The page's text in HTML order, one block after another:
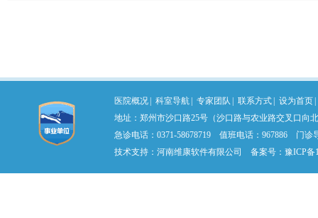
医院概况 科室导航 专家团队 联系方式 设为首页
地址：郑州市沙口路25号（沙口路与农业路交叉口向
急诊电话：0371-58678719 值班电话：967886 门诊
技术支持： 河南维康软件有限公司 备案号： 豫ICP备